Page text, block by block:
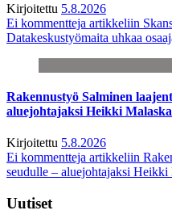
Kirjoitettu 5.8.2026
Ei kommentteja artikkeliin
Datakeskustyömaita uhkaa
Rakennustyö Salminen
aluejohtajaksi Heikki Malaska
Kirjoitettu 5.8.2026
Ei kommentteja artikkeliin
seudulle – aluejohtajaksi Heikki
Uutiset